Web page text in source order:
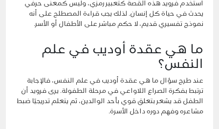
استخدم فرويد هذه القصة كتعبير رمزي، وليس كمعنى حرفي
يحدث في حياة كل إنسان. لذلك يجب قراءة المصطلح على أنه
نموذج تفسيري قديم، لا حكم مباشر على الأطفال أو الأسر.
ما هي عقدة أوديب في علم
النفس؟
عند طرح سؤال ما هي عقدة أوديب في علم النفس، فالإجابة
ترتبط بفكرة الصراع اللاواعي في مرحلة الطفولة. يرى فرويد أن
الطفل قد يشعر بتعلق قوي بأحد الوالدين، ثم يتعلم تدريجيًا ضبط
مشاعره وفهم دوره داخل الأسرة.